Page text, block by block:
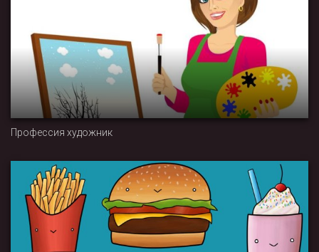
Профессия художник